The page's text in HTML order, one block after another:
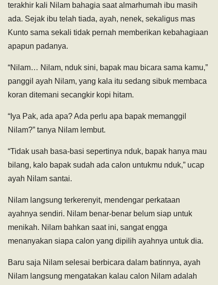
terakhir kali Nilam bahagia saat almarhumah ibu masih
ada. Sejak ibu telah tiada, ayah, nenek, sekaligus mas
Kunto sama sekali tidak pernah memberikan kebahagiaan
apapun padanya.
“Nilam… Nilam, nduk sini, bapak mau bicara sama kamu,”
panggil ayah Nilam, yang kala itu sedang sibuk membaca
koran ditemani secangkir kopi hitam.
“Iya Pak, ada apa? Ada perlu apa bapak memanggil
Nilam?” tanya Nilam lembut.
“Tidak usah basa-basi sepertinya nduk, bapak hanya mau
bilang, kalo bapak sudah ada calon untukmu nduk,” ucap
ayah Nilam santai.
Nilam langsung terkerenyit, mendengar perkataan
ayahnya sendiri. Nilam benar-benar belum siap untuk
menikah. Nilam bahkan saat ini, sangat engga
menanyakan siapa calon yang dipilih ayahnya untuk dia.
Baru saja Nilam selesai berbicara dalam batinnya, ayah
Nilam langsung mengatakan kalau calon Nilam adalah